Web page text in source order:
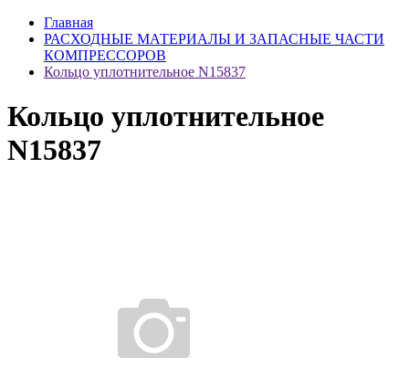
Главная
РАСХОДНЫЕ МАТЕРИАЛЫ И ЗАПАСНЫЕ ЧАСТИ
КОМПРЕССОРОВ
Кольцо уплотнительное N15837
Кольцо уплотнительное
N15837